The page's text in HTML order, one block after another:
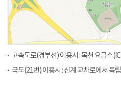
고속도로(경부선) 이용시 : 목천 요금소
국도(21번) 이용시 : 신계 교차로에서 독